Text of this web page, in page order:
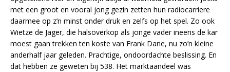
met een groot en vooral jong gezin zetten hun radiocarriere
daarmee op z’n minst onder druk en zelfs op het spel. Zo ook
Wietze de Jager, die halsoverkop als jonge vader ineens de kar
moest gaan trekken ten koste van Frank Dane, nu zo’n kleine
anderhalf jaar geleden. Prachtige, ondoordachte beslissing. En
dat hebben ze geweten bij 538. Het marktaandeel was